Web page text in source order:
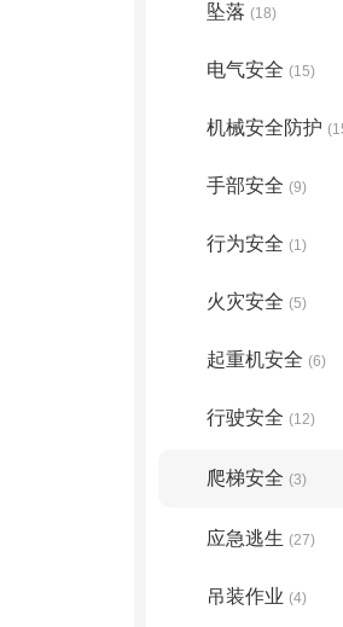
坠落 (18)
电气安全 (15)
机械安全防护
手部安全 (9)
行为安全 (1)
火灾安全 (5)
起重机安全 (6)
行驶安全 (12)
爬梯安全 (3)
应急逃生 (27)
吊装作业 (4)